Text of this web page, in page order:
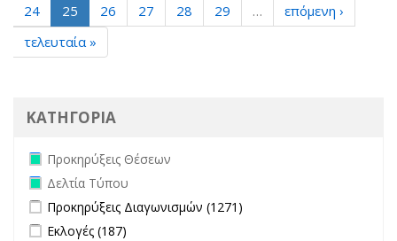
24
25 26 27 28 29 …
επόμενη ›
τελευταία »
ΚΑΤΗΓΟΡΙΑ
Remove Προκηρύξεις Θέσεων filter
Προκηρύξεις Θέσεων
Remove Δελτία Τύπου filter
Δελτία Τύπου
Apply Προκηρύξεις Διαγωνισμών filter
Προκηρύξεις Διαγωνισμών (1271)
Apply Εκλογές filter
Εκλογές (187)